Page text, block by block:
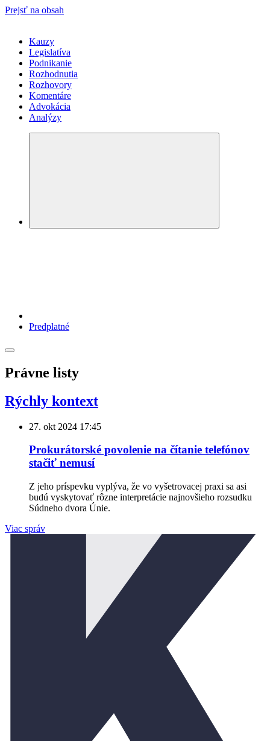
Prejsť na obsah
Kauzy
Legislatíva
Podnikanie
Rozhodnutia
Rozhovory
Komentáre
Advokácia
Analýzy
Predplatné
Právne listy
Rýchly kontext
27. okt 2024 17:45
Prokurátorské povolenie na čítanie telefónov
stačiť nemusí
Z jeho príspevku vyplýva, že vo vyšetrovacej praxi sa asi
budú vyskytovať rôzne interpretácie najnovšieho rozsudku
Súdneho dvora Únie.
Viac správ